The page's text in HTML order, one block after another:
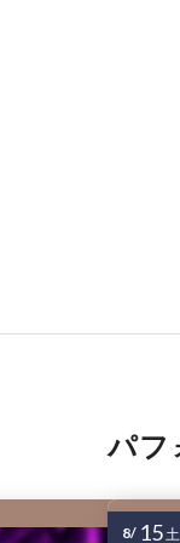
パフ
8/ 15土